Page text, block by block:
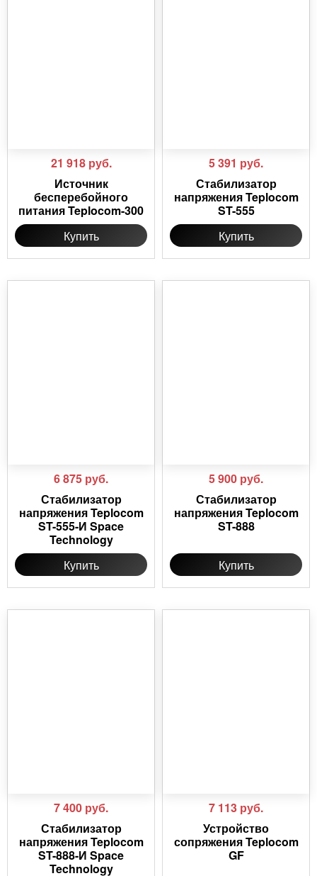
21 918 руб.
Источник
бесперебойного
питания Teplocom-300
Купить
5 391 руб.
Стабилизатор
напряжения Teplocom
ST-555
Купить
6 875 руб.
Стабилизатор
напряжения Teplocom
ST-555-И Space
Technology
Купить
5 900 руб.
Стабилизатор
напряжения Teplocom
ST-888
Купить
7 400 руб.
Стабилизатор
напряжения Teplocom
ST-888-И Space
Technology
7 113 руб.
Устройство
сопряжения Teplocom
GF